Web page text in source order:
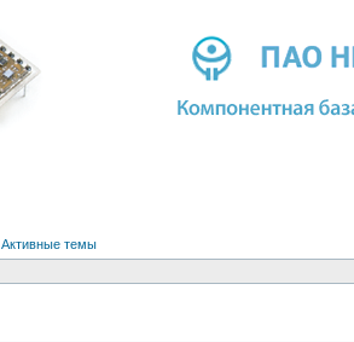
Активные темы